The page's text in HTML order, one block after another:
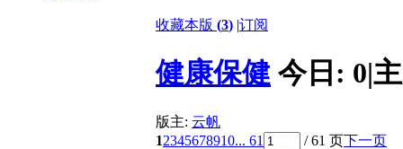
收藏本版 (3) |订阅
健康保健 今日: 0|
版主: 云帆
12345678910... 61 / 61 页下一页